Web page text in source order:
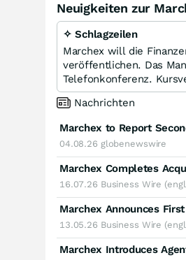
Neuigkeiten zur
✧ Schlagzeilen
Marchex will die
veröffentlichen. Das
Telefonkonferenz.
Nachrichten
Marchex to Report
04.08.26 globenewswire
Marchex Completes
16.07.26 Business Wire
Marchex Announces
13.05.26 Business Wire